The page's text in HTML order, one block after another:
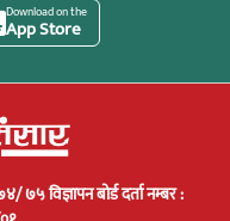
Download on the
App Store
७५ विज्ञापन बोर्ड दर्ता नम्बर :